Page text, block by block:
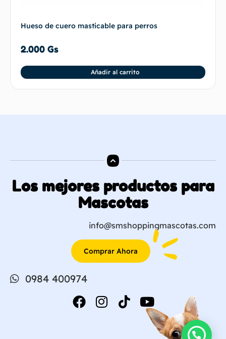
Hueso de cuero masticable para perros
2.000 Gs
Añadir al carrito
Los mejores productos para
Mascotas
info@smshoppingmascotas.com
Comprar Ahora
0984 400974